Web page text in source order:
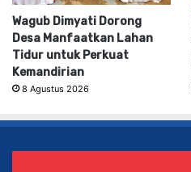
Wagub Dimyati Dorong
Desa Manfaatkan Lahan
Tidur untuk Perkuat
Kemandirian
8 Agustus 2026